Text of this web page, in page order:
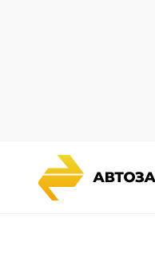
Каталог запчастей